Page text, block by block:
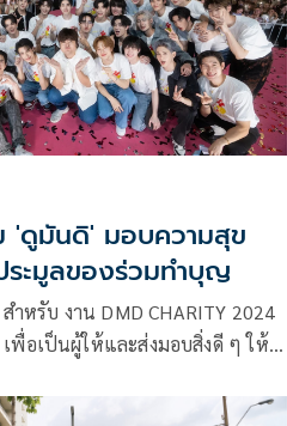
'ดูมันดิ' มอบความสุข
ะมูลของร่วมทำบุญ
ำหรับ งาน DMD CHARITY 2024
เพื่อเป็นผู้ให้และส่งมอบสิ่งดี ๆ ให้
วียนกันมาร้องเพลงแจกความสุข